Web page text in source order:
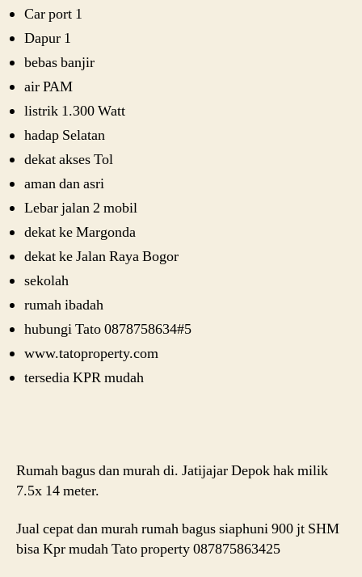
Car port 1
Dapur 1
bebas banjir
air PAM
listrik 1.300 Watt
hadap Selatan
dekat akses Tol
aman dan asri
Lebar jalan 2 mobil
dekat ke Margonda
dekat ke Jalan Raya Bogor
sekolah
rumah ibadah
hubungi Tato 0878758634#5
www.tatoproperty.com
tersedia KPR mudah
Rumah bagus dan murah di. Jatijajar Depok hak milik
7.5x 14 meter.
Jual cepat dan murah rumah bagus siaphuni 900 jt SHM
bisa Kpr mudah Tato property 087875863425